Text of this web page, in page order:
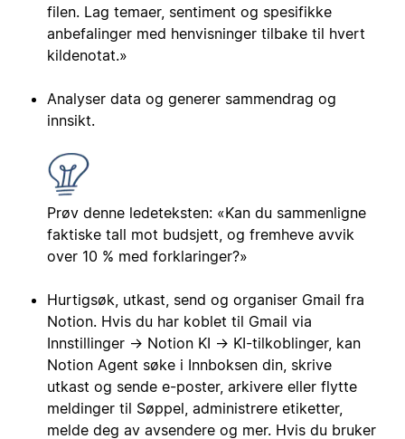
filen. Lag temaer, sentiment og spesifikke
anbefalinger med henvisninger tilbake til hvert
kildenotat.»
Analyser data og generer sammendrag og
innsikt.
Prøv denne ledeteksten: «Kan du sammenligne
faktiske tall mot budsjett, og fremheve avvik
over 10 % med forklaringer?»
Hurtigsøk, utkast, send og organiser Gmail fra
Notion. Hvis du har koblet til Gmail via
Innstillinger → Notion KI → KI-tilkoblinger, kan
Notion Agent søke i Innboksen din, skrive
utkast og sende e-poster, arkivere eller flytte
meldinger til Søppel, administrere etiketter,
melde deg av avsendere og mer. Hvis du bruker